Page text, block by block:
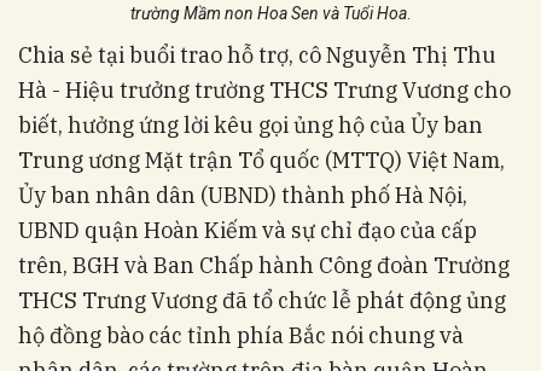
trường Mầm non Hoa Sen và Tuổi Hoa
Chia sẻ tại buổi trao hỗ trợ, cô Nguyễn Thị Thu
Hà - Hiệu trưởng trường THCS Trưng Vương cho
biết, hưởng ứng lời kêu gọi ủng hộ của Ủy ban
Trung ương Mặt trận Tổ quốc (MTTQ) Việt Nam,
Ủy ban nhân dân (UBND) thành phố Hà Nội,
UBND quận Hoàn Kiếm và sự chỉ đạo của cấp
trên, BGH và Ban Chấp hành Công đoàn Trường
THCS Trưng Vương đã tổ chức lễ phát động ủng
hộ đồng bào các tỉnh phía Bắc nói chung và